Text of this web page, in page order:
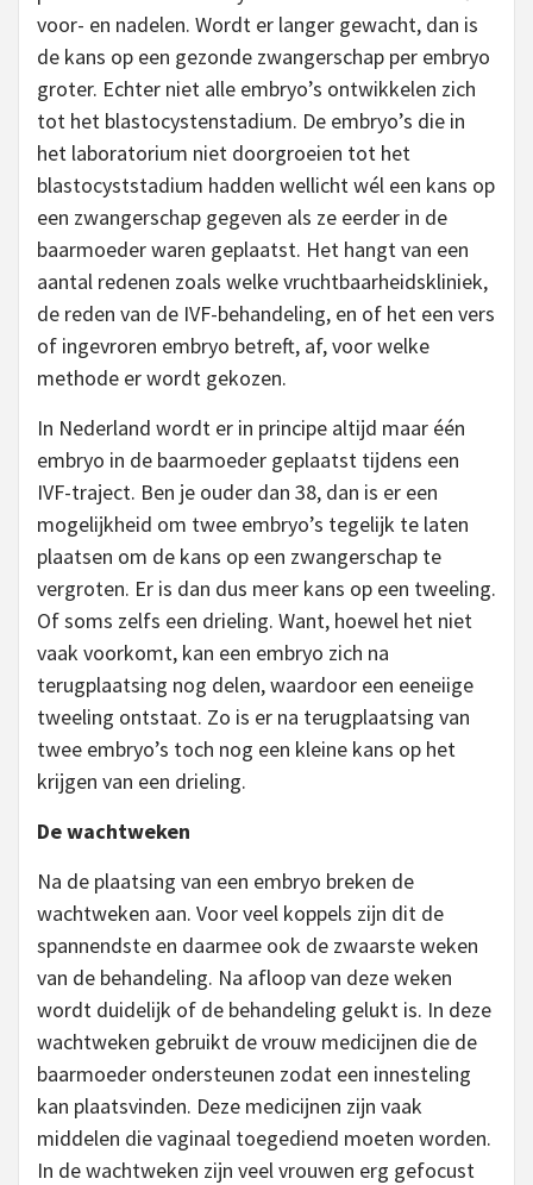
voor- en nadelen. Wordt er langer gewacht, dan is
de kans op een gezonde zwangerschap per embryo
groter. Echter niet alle embryo’s ontwikkelen zich
tot het blastocystenstadium. De embryo’s die in
het laboratorium niet doorgroeien tot het
blastocyststadium hadden wellicht wél een kans op
een zwangerschap gegeven als ze eerder in de
baarmoeder waren geplaatst. Het hangt van een
aantal redenen zoals welke vruchtbaarheidskliniek,
de reden van de IVF-behandeling, en of het een vers
of ingevroren embryo betreft, af, voor welke
methode er wordt gekozen.
In Nederland wordt er in principe altijd maar één
embryo in de baarmoeder geplaatst tijdens een
IVF-traject. Ben je ouder dan 38, dan is er een
mogelijkheid om twee embryo’s tegelijk te laten
plaatsen om de kans op een zwangerschap te
vergroten. Er is dan dus meer kans op een tweeling.
Of soms zelfs een drieling. Want, hoewel het niet
vaak voorkomt, kan een embryo zich na
terugplaatsing nog delen, waardoor een eeneiige
tweeling ontstaat. Zo is er na terugplaatsing van
twee embryo’s toch nog een kleine kans op het
krijgen van een drieling.
De wachtweken
Na de plaatsing van een embryo breken de
wachtweken aan. Voor veel koppels zijn dit de
spannendste en daarmee ook de zwaarste weken
van de behandeling. Na afloop van deze weken
wordt duidelijk of de behandeling gelukt is. In deze
wachtweken gebruikt de vrouw medicijnen die de
baarmoeder ondersteunen zodat een innesteling
kan plaatsvinden. Deze medicijnen zijn vaak
middelen die vaginaal toegediend moeten worden.
In de wachtweken zijn veel vrouwen erg gefocust